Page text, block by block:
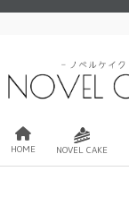
HOME NOVEL CAKE